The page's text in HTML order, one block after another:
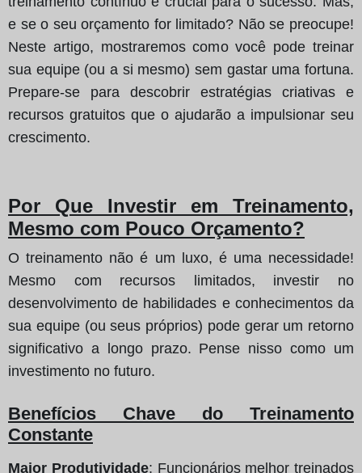
e se o seu orçamento for limitado? Não se preocupe!
Neste artigo, mostraremos como você pode treinar
sua equipe (ou a si mesmo) sem gastar uma fortuna.
Prepare-se para descobrir estratégias criativas e
recursos gratuitos que o ajudarão a impulsionar seu
crescimento.
Por Que Investir em Treinamento,
Mesmo com Pouco Orçamento?
O treinamento não é um luxo, é uma necessidade!
Mesmo com recursos limitados, investir no
desenvolvimento de habilidades e conhecimentos da
sua equipe (ou seus próprios) pode gerar um retorno
significativo a longo prazo. Pense nisso como um
investimento no futuro.
Benefícios Chave do Treinamento
Constante
Maior Produtividade: Funcionários melhor treinados